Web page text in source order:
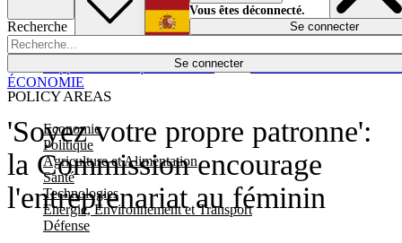
Recherche
Se connecter
POLICY AREAS
Economie
Politique
Agriculture et Alimentation
Santé
Technologies
Energie, Environnement et Transport
Défense
Économie
Español
Vous êtes déconnecté.
Se connecter
'Soyez votre propre patronne':
la Commission encourage
l'entreprenariat au féminin
ÉCONOMIE